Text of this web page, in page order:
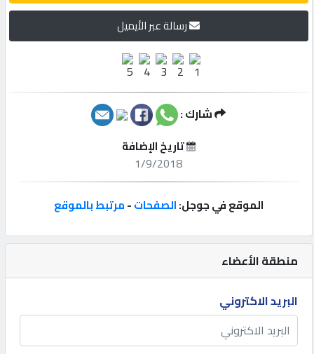
شركات
إعلانات
المنتدى
كيو
مزاد
منطقة الأعضاء
البريد الاكتروني
رسالة عبر الأيميل
شارك :
تاريخ الإضافة
1/9/2018
الموقع في جوجل:الصفحات-مرتبط بالموقع